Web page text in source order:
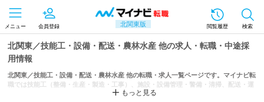
北関東版
メニュー 会員登録 閲覧履歴 検索
北関東／技能工・設備・配送・農林水産 他の求人・転職・中途採
用情報
北関東／技能工・設備・配送・農林水産 他の転職・求人一覧ページです。マイナビ転
職では技能工（整備・生産・製造・工事）、施設・設備管理・警備・清掃、配送・運
送・倉庫などからもあなたにぴったりの求人を探せます。
もっと見る